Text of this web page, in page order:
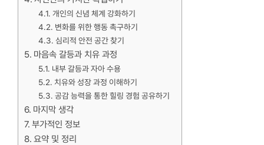
개인의 신념 체계 강화하기
변화를 위한 행동 촉구하기
심리적 안전 공간 찾기
마음속 갈등과 치유 과정
내부 갈등과 자아 수용
치유와 성장 과정 이해하기
공감 능력을 통한 힐링 경험 공유하기
마지막 생각
부가적인 정보
요약 및 정리